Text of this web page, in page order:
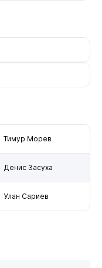
Тимур Морев
Денис Засуха
Улан Сариев